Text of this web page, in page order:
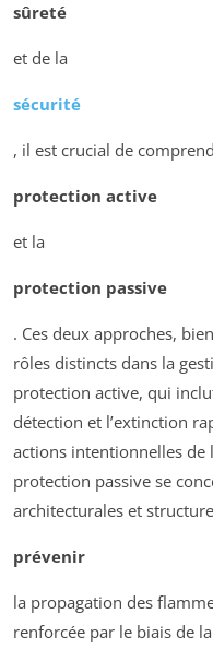
sûreté
et de la
sécurité
, il est crucial de
protection active
et la
protection passive
. Ces deux approches,
rôles distincts dans la
protection active, qui
détection et l’extinction
actions intentionnelles de
protection passive se
architecturales et
prévenir
la propagation des
renforcée par le biais de